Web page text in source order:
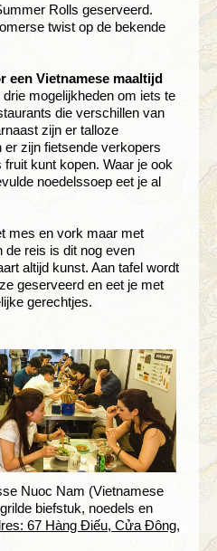
Rolls geserveerd.
twist op de bekende
een Vietnamese maaltijd
mogelijkheden om iets te
die verschillen van
zijn er talloze
zijn fietsende verkopers
kunt kopen. Waar je ook
noedelssoep eet je al
mes en vork maar met
de reis is dit nog even
altijd kunst. Aan tafel wordt
geserveerd en eet je met
gerechtjes.
Nuoc Nam (Vietnamese
biefstuk, noedels en
67 Hàng Điếu, Cửa Đông,